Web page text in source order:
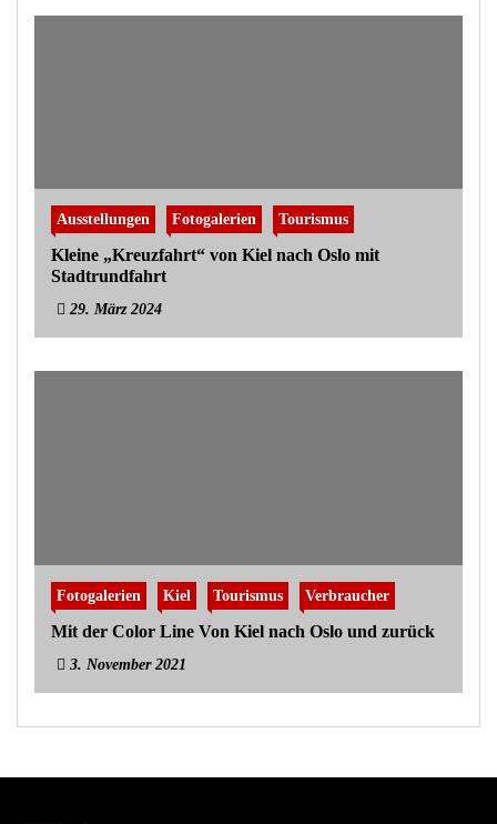
Ausstellungen Fotogalerien Tourismus
Kleine „Kreuzfahrt“ von Kiel nach Oslo mit
Stadtrundfahrt
29. März 2024
Fotogalerien Kiel Tourismus Verbraucher
Mit der Color Line Von Kiel nach Oslo und zurück
3. November 2021